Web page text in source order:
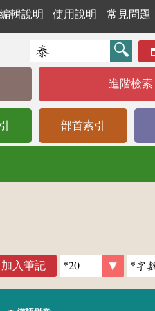
輯說明 使用說明 常見問題
進階檢索
部首索引
加入筆記